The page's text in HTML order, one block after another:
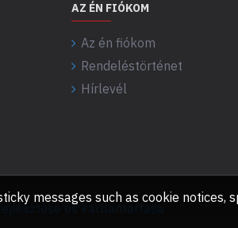
AZ ÉN FIÓKOM
Az én fiókom
Rendeléstörténet
Hírlevél
és karbantartása
messages such as cookie